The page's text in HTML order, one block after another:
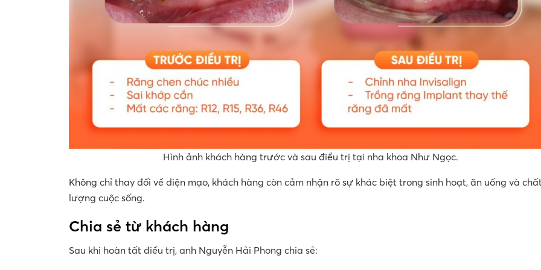
Hình ảnh khách hàng trước và sau điều trị tại nha khoa Như Ngọc.
Không chỉ thay đổi về diện mạo, khách hàng còn cảm nhận rõ sự khác biệt trong sinh hoạt, ăn uống và
lượng cuộc sống.
Chia sẻ từ khách hàng
Sau khi hoàn tất điều trị, anh Nguyễn Hải Phong chia sẻ: